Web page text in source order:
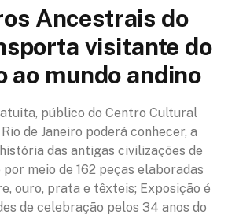
Ancestrais do
visitante do
ao mundo andino
público do Centro Cultural
de Janeiro poderá conhecer, a
das antigas civilizações de
meio de 162 peças elaboradas
ouro, prata e têxteis; Exposição é
de celebração pelos 34 anos do